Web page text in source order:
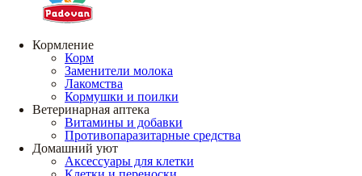
Кормление
Корм
Заменители молока
Лакомства
Кормушки и поилки
Ветеринарная аптека
Витамины и добавки
Противопаразитарные средства
Домашний уют
Аксессуары для клетки